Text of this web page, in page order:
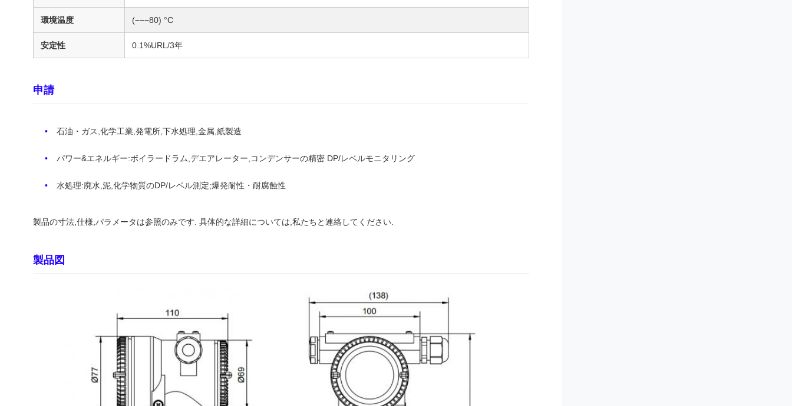
環境温度 (−−−80) °C
安定性 0.1%URL/3年
申請
石油・ガス,化学工業,発電所,下水処理,金属,紙製造
パワー&エネルギー:ボイラードラム,デエアレーター,コンデンサーの精密 DP/レベルモニタリング
水処理:廃水,泥,化学物質のDP/レベル測定;爆発耐性・耐腐蝕性
製品の寸法,仕様,パラメータは参照のみです. 具体的な詳細については,私たちと連絡してください.
製品図